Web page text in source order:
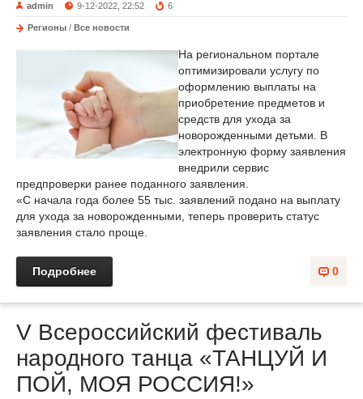
admin 9-12-2022, 22:52 6
Регионы / Все новости
На региональном портале
оптимизировали услугу по
оформлению выплаты на
приобретение предметов и
средств для ухода за
новорожденными детьми. В
электронную форму заявления
внедрили сервис
предпроверки ранее поданного заявления.
«С начала года более 55 тыс. заявлений подано на выплату
для ухода за новорожденными, теперь проверить статус
заявления стало проще.
0
Подробнее
V Всероссийский фестиваль
народного танца «ТАНЦУЙ И
ПОЙ, МОЯ РОССИЯ!»